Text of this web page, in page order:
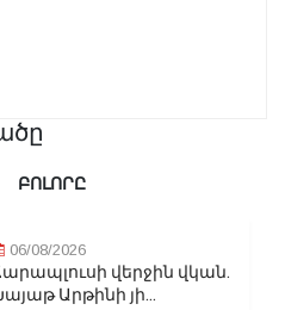
ԲՈԼՈՐԸ
06/08/2026
վերջին վկան.
Արթինի յի...